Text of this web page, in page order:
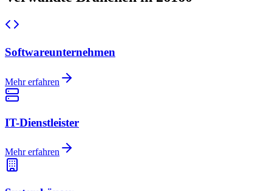
Softwareunternehmen
Mehr erfahren
IT-Dienstleister
Mehr erfahren